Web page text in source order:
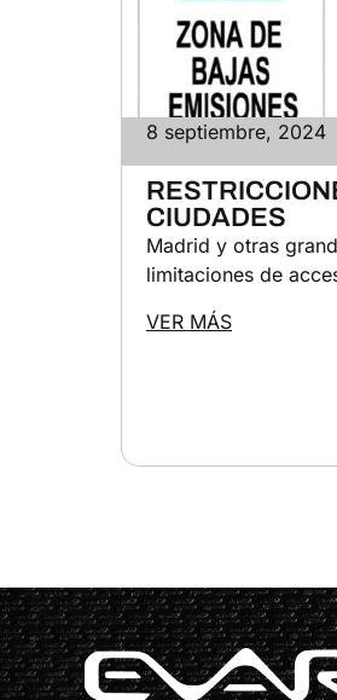
8 septiembre, 2024
CIUDADES
Madrid y otras
limitaciones de
VER MÁS